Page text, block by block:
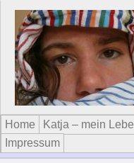
Home Katja – mein
Impressum